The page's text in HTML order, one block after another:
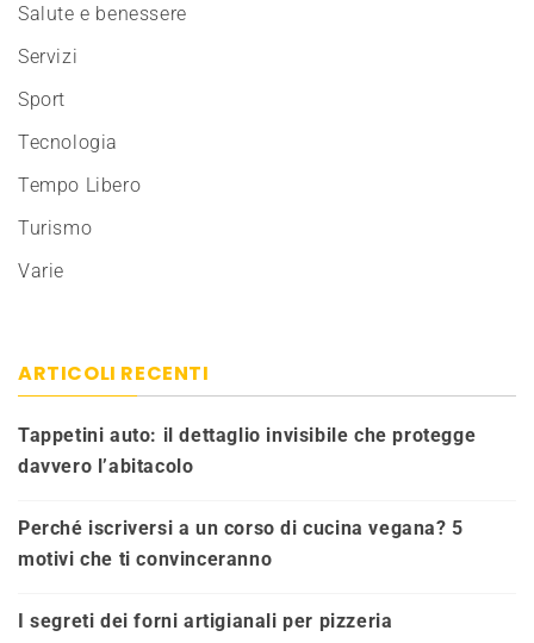
Salute e benessere
Servizi
Sport
Tecnologia
Tempo Libero
Turismo
Varie
ARTICOLI RECENTI
Tappetini auto: il dettaglio invisibile che protegge
davvero l’abitacolo
Perché iscriversi a un corso di cucina vegana? 5
motivi che ti convinceranno
I segreti dei forni artigianali per pizzeria